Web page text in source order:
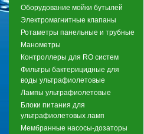
Оборудование мойки бутылей
Электромагнитные клапаны
Ротаметры панельные и трубные
Манометры
Контроллеры для RO систем
Фильтры бактерицидные для
воды ультрафиолетовые
Лампы ультрафиолетовые
Блоки питания для
ультрафиолетовых ламп
Мембранные насосы-дозаторы